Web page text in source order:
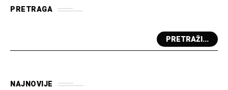
PRETRAGA
PRETRAŽI...
NAJNOVIJE